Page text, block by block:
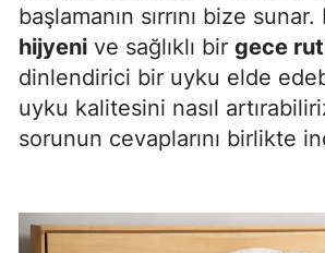
başlamanın sırrını bize sunar.
hijyeni ve sağlıklı bir gece
dinlendirici bir uyku elde
uyku kalitesini nasıl
sorunun cevaplarını birlikte